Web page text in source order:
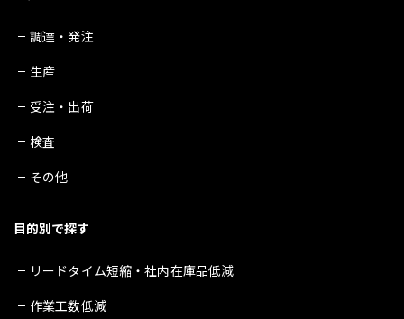
調達・発注
生産
受注・出荷
検査
その他
目的別で探す
リードタイム短縮・社内在庫品低減
作業工数低減